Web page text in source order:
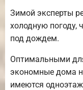
Зимой эксперты
холодную погоду,
под дождем.
Оптимальными
экономные дома
имеются